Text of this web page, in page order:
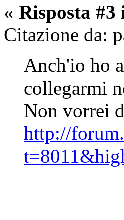
« Risposta #3
Citazione da:
Anch'io ho
collegarmi
Non vorrei
http://